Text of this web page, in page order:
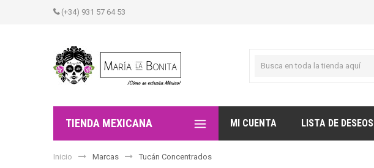
(+34) 931 57 64 53
TIENDA MEXICANA MI CUENTA LISTA DE DESEOS
Inicio Marcas Tucán Concentrados